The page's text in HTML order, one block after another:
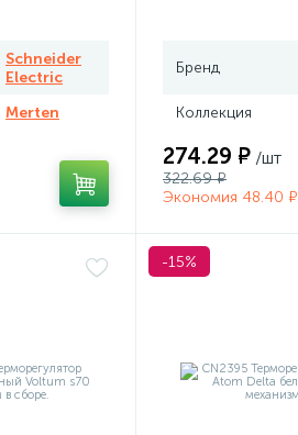
Schneider
Electric
Merten
Бренд
Коллекция
274.29 ₽ /шт
322.69 ₽
Экономия 48.40 ₽
-15%